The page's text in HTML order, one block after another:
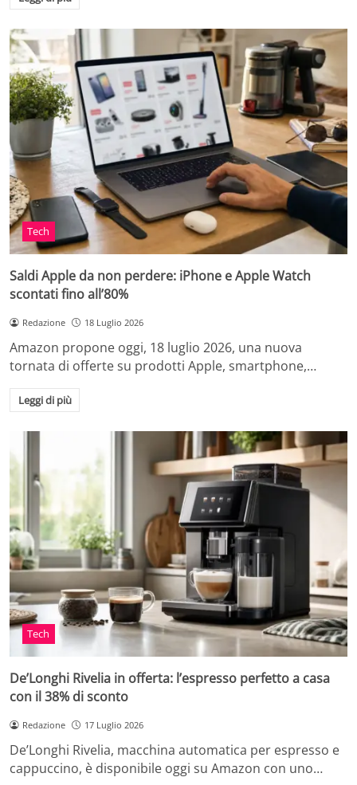
Tech
Saldi Apple da non perdere: iPhone e Apple Watch
scontati fino all’80%
Redazione 18 Luglio 2026
Amazon propone oggi, 18 luglio 2026, una nuova
tornata di offerte su prodotti Apple, smartphone,…
Leggi di più
Tech
De’Longhi Rivelia in offerta: l’espresso perfetto a casa
con il 38% di sconto
Redazione 17 Luglio 2026
De’Longhi Rivelia, macchina automatica per espresso e
cappuccino, è disponibile oggi su Amazon con uno…